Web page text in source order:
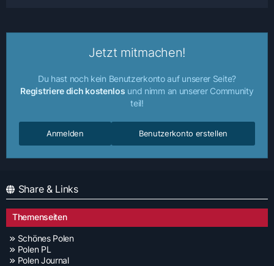
Jetzt mitmachen!
Du hast noch kein Benutzerkonto auf unserer Seite?
Registriere dich kostenlos und nimm an unserer Community
teil!
Benutzerkonto erstellen
Anmelden
Share & Links
Themenseiten
Schönes Polen
Polen PL
Polen Journal